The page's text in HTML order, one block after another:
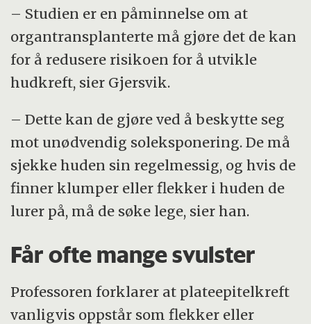
Oppsøk skygge
Bruk klær, noe på hodet og solbriller
Bruk rikelig med solkrem, faktor 30 eller
Ikke bruk solarium
– Studien er en påminnelse om at
organtransplanterte må gjøre det de kan
for å redusere risikoen for å utvikle
hudkreft, sier Gjersvik.
– Dette kan de gjøre ved å beskytte seg
mot unødvendig soleksponering. De må
sjekke huden sin regelmessig, og hvis de
finner klumper eller flekker i huden de
lurer på, må de søke lege, sier han.
Får ofte mange svulster
Professoren forklarer at plateepitelkreft
vanligvis oppstår som flekker eller